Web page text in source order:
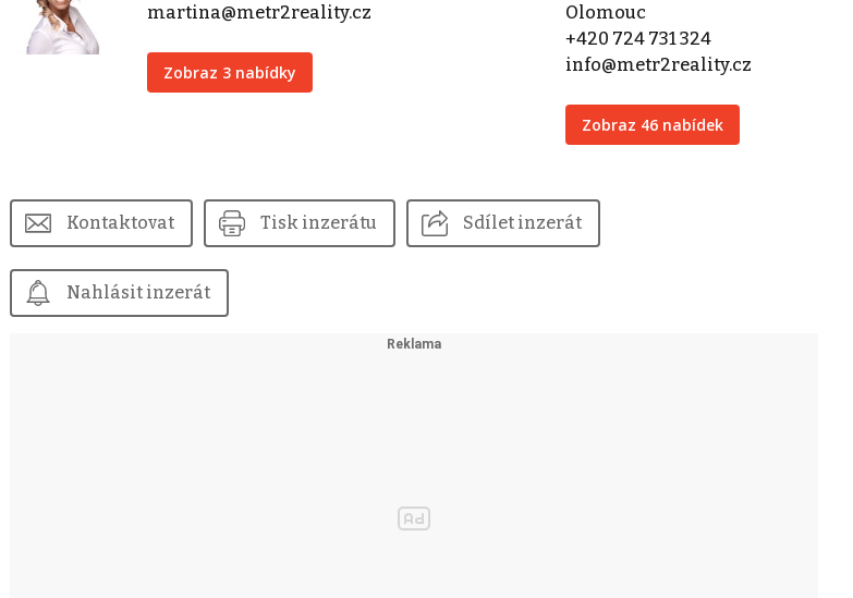
martina@metr2reality.cz
Zobraz 3 nabídky
Olomouc
+420 724 731 324
info@metr2reality.cz
Zobraz 46 nabídek
Kontaktovat Tisk inzerátu Sdílet inzerát
Nahlásit inzerát